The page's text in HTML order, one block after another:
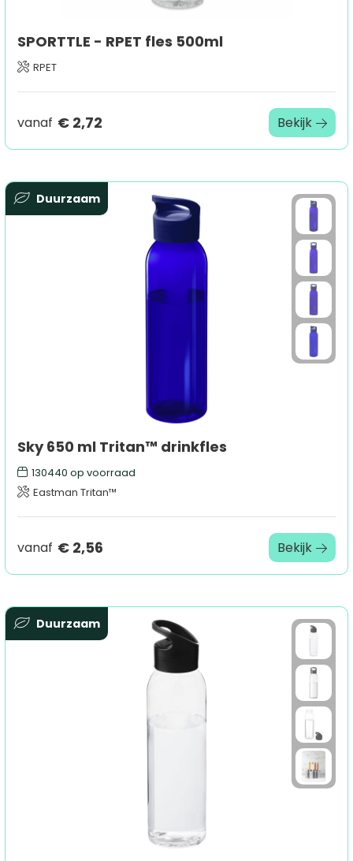
SPORTTLE - RPET fles 500ml
RPET
vanaf € 2,72 Bekijk
Duurzaam
Sky 650 ml Tritan™ drinkfles
130440 op voorraad
Eastman Tritan™
vanaf € 2,56 Bekijk
Duurzaam